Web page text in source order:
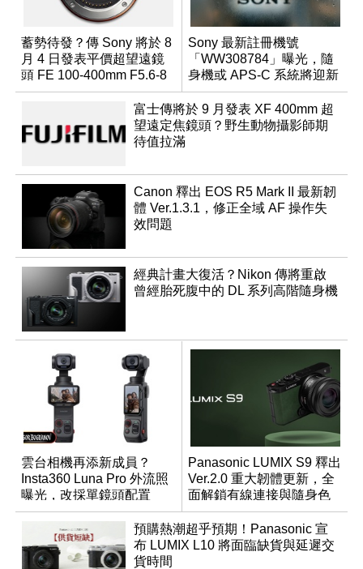
蓄勢待發？傳 Sony 將於 8
月 4 日發表平價超望遠鏡
頭 FE 100-400mm F5.6-8
Sony 最新註冊機號
「WW308784」曝光，隨
身機或 APS-C 系統將迎新
成員？
富士傳將於 9 月發表 XF 400mm 超
望遠定焦鏡頭？野生動物攝影師期
待值拉滿
Canon 釋出 EOS R5 Mark II 最新韌
體 Ver.1.3.1，修正全域 AF 操作失
效問題
經典計畫大復活？Nikon 傳將重啟
曾經胎死腹中的 DL 系列高階隨身機
雲台相機再添新成員？
Insta360 Luna Pro 外流照
曝光，改採單鏡頭配置
Panasonic LUMIX S9 釋出
Ver.2.0 重大韌體更新，全
面解鎖有線連接與隨身色
調編輯
預購熱潮超乎預期！Panasonic 宣
布 LUMIX L10 將面臨缺貨與延遲交
貨時間